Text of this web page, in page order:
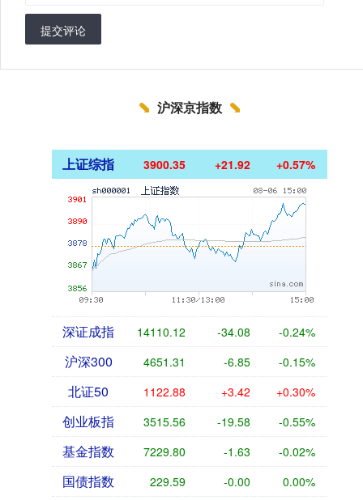
提交评论
沪深京指数
上证综指 3900.35 +21.92 +0.57%
深证成指 14110.12 -34.08 -0.24%
沪深300 4651.31 -6.85 -0.15%
北证50 1122.88 +3.42 +0.30%
创业板指 3515.56 -19.58 -0.55%
基金指数 7229.80 -1.63 -0.02%
国债指数 229.59 -0.00 0.00%